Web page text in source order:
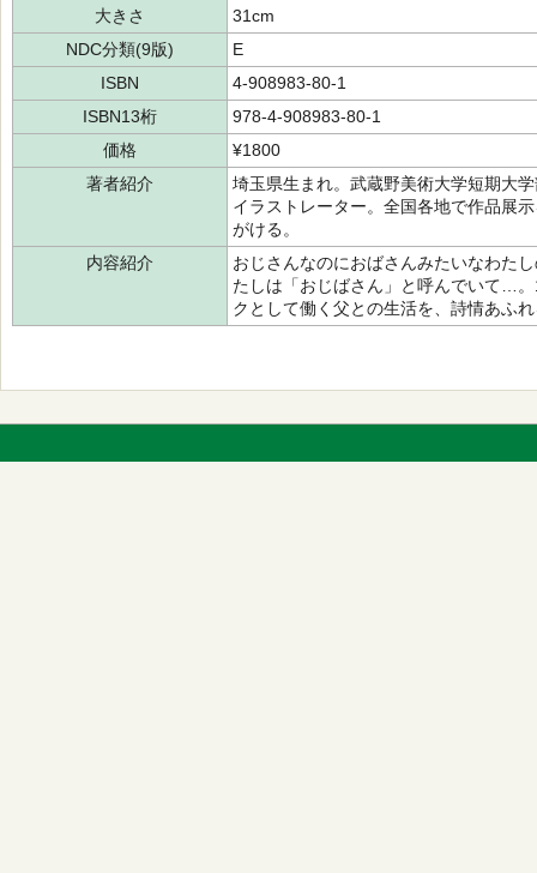
大きさ
31cm
NDC分類(9版)
E
ISBN
4-908983-80-1
ISBN13桁
978-4-908983-80-1
価格
¥1800
著者紹介
埼玉県生まれ。武蔵野美術大学短期大
イラストレーター。全国各地で作品展
がける。
内容紹介
おじさんなのにおばさんみたいなわた
たしは「おじばさん」と呼んでいて…
クとして働く父との生活を、詩情あふ